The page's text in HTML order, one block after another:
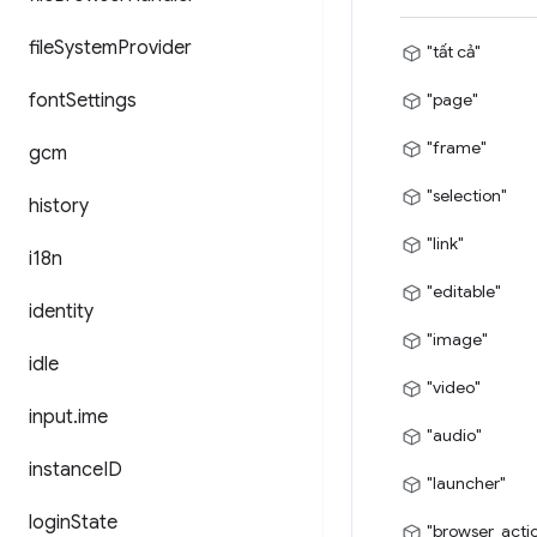
fileSystemProvider
fontSettings
gcm
history
i18n
identity
idle
input.ime
instanceID
loginState
"tất cả"
"page"
"frame"
"selection"
"link"
"editable"
"image"
"video"
"audio"
"launcher"